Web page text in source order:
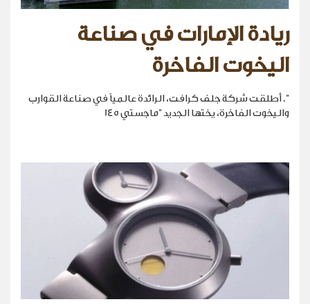
ريادة الإمارات في صناعة
اليخوت الفاخرة
". أطلقت شركة جلف كرافت، الرائدة عالمياً في صناعة القوارب
واليخوت الفاخرة، يختها الجديد "ماجستي 145